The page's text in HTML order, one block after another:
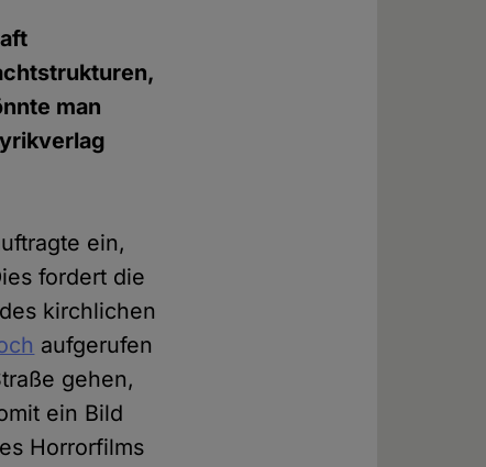
man
ein,
fordert die
kirchlichen
aufgerufen
gehen,
ein Bild
Horrorfilms